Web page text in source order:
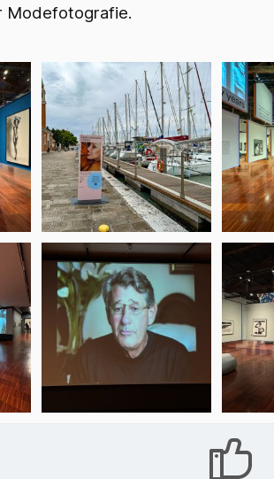
Modefotografie.